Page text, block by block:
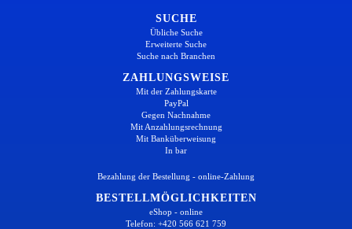
SUCHE
Übliche Suche
Erweiterte Suche
Suche nach Branchen
ZAHLUNGSWEISE
Mit der Zahlungskarte
PayPal
Gegen Nachnahme
Mit Anzahlungsrechnung
Mit Banküberweisung
In bar
Bezahlung der Bestellung - online-Zahlung
BESTELLMÖGLICHKEITEN
eShop - online
Telefon: +420 566 621 759